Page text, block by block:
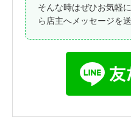
そんな時はぜひお気軽
ら店主へメッセージを